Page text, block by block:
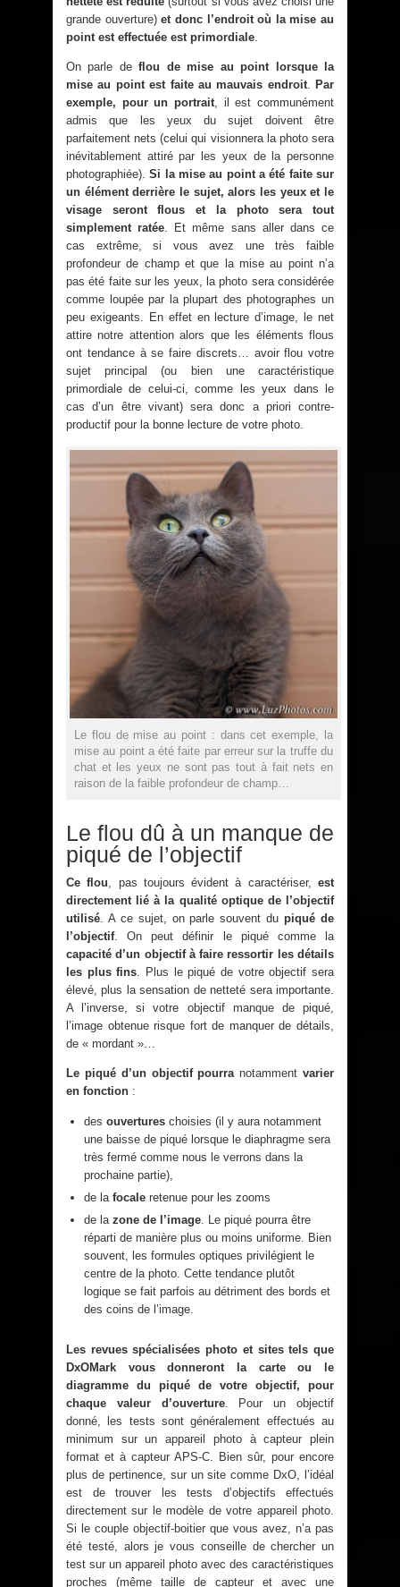
grande ouverture)et donc l’endroit où la mise au
point est effectuée est primordiale
On parle deflou de mise au point lorsque la
mise au point est faite au mauvais endroit. Par
exemple, pour un portrait, il est communément
admis que les yeux du sujet doivent être
parfaitement nets (celui qui visionnera la photo sera
inévitablement attiré par les yeux de la personne
photographiée).Si la mise au point a été faite sur
un élément derrière le sujet, alors les yeux et le
visage seront flous et la photo sera tout
simplement ratée. Et même sans aller dans ce
cas extrême, si vous avez une très faible
profondeur de champ et que la mise au point n’a
pas été faite sur les yeux, la photo sera considérée
comme loupée par la plupart des photographes un
peu exigeants. En effet en lecture d’image, le net
attire notre attention alors que les éléments flous
ont tendance à se faire discrets… avoir flou votre
sujet principal (ou bien une caractéristique
primordiale de celui-ci, comme les yeux dans le
cas d’un être vivant) sera donc a priori contre-
productif pour la bonne lecture de votre photo.
Le flou de mise au point : dans cet exemple, la
mise au point a été faite par erreur sur la truffe du
chat et les yeux ne sont pas tout à fait nets en
raison de la faible profondeur de champ…
Le flou dû à un manque de
piqué de l’objectif
Ce flou , pas toujours évident à caractériser,est
directement lié à la qualité optique de l’objectif
utilisé . A ce sujet, on parle souvent dupiqué de
l’objectif. On peut définir le piqué comme la
capacité d’un objectif à faire ressortir les détails
les plus fins . Plus le piqué de votre objectif sera
élevé, plus la sensation de netteté sera importante.
A l’inverse, si votre objectif manque de piqué,
l’image obtenue risque fort de manquer de détails,
de « mordant »…
Le piqué d’un objectif pourranotammentvarier
en fonction :
des ouvertures choisies (il y aura notamment
une baisse de piqué lorsque le diaphragme sera
très fermé comme nous le verrons dans la
prochaine partie),
de la focale retenue pour les zooms
de la zone de l’image . Le piqué pourra être
réparti de manière plus ou moins uniforme. Bien
souvent, les formules optiques privilégient le
centre de la photo. Cette tendance plutôt
logique se fait parfois au détriment des bords et
des coins de l’image.
Les revues spécialisées photo et sites tels que
DxOMark vous donneront la carte ou le
diagramme du piqué de votre objectif, pour
chaque valeur d’ouverture. Pour un objectif
donné, les tests sont généralement effectués au
minimum sur un appareil photo à capteur plein
format et à capteur APS-C. Bien sûr, pour encore
plus de pertinence, sur un site comme DxO, l’idéal
est de trouver les tests d’objectifs effectués
directement sur le modèle de votre appareil photo.
Si le couple objectif-boitier que vous avez, n’a pas
été testé, alors je vous conseille de chercher un
test sur un appareil photo avec des caractéristiques
proches (même taille de capteur et avec une